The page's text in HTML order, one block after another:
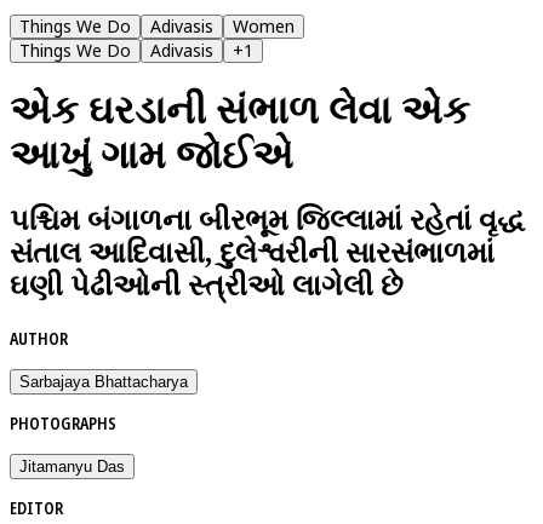
Things We Do
Adivasis
Women
Things We Do
Adivasis +1
એક ઘરડાની સંભાળ લેવા એક
આખું ગામ જોઈએ
પશ્ચિમ બંગાળના બીરભૂમ જિલ્લામાં રહેતાં વૃદ્ધ
સંતાલ આદિવાસી, દુલેશ્વરીની સારસંભાળમાં
ઘણી પેઢીઓની સ્ત્રીઓ લાગેલી છે
AUTHOR
Sarbajaya Bhattacharya
PHOTOGRAPHS
Jitamanyu Das
EDITOR